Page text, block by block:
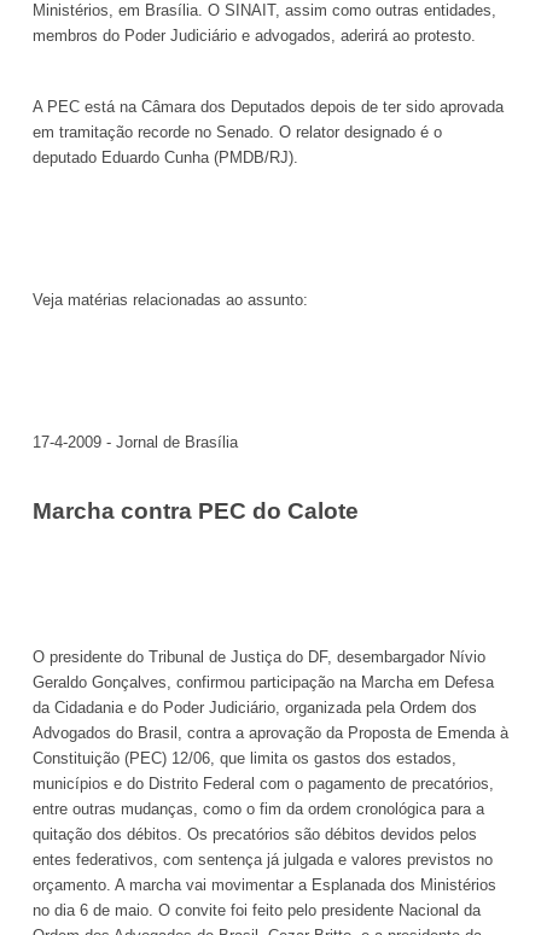
Ministérios, em Brasília. O SINAIT, assim como outras entidades,
membros do Poder Judiciário e advogados, aderirá ao protesto.
A PEC está na Câmara dos Deputados depois de ter sido aprovada
em tramitação recorde no Senado. O relator designado é o
deputado Eduardo Cunha (PMDB/RJ).
Veja matérias relacionadas ao assunto:
17-4-2009 - Jornal de Brasília
Marcha contra PEC do Calote
O presidente do Tribunal de Justiça do DF, desembargador Nívio
Geraldo Gonçalves, confirmou participação na Marcha em Defesa
da Cidadania e do Poder Judiciário, organizada pela Ordem dos
Advogados do Brasil, contra a aprovação da Proposta de Emenda à
Constituição (PEC) 12/06, que limita os gastos dos estados,
municípios e do Distrito Federal com o pagamento de precatórios,
entre outras mudanças, como o fim da ordem cronológica para a
quitação dos débitos. Os precatórios são débitos devidos pelos
entes federativos, com sentença já julgada e valores previstos no
orçamento. A marcha vai movimentar a Esplanada dos Ministérios
no dia 6 de maio. O convite foi feito pelo presidente Nacional da